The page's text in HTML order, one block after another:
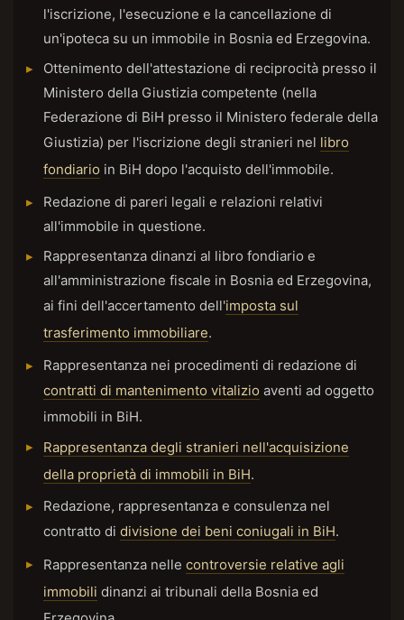
l'iscrizione, l'esecuzione e la cancellazione di
un'ipoteca su un immobile in Bosnia ed Erzegovina.
Ottenimento dell'attestazione di reciprocità presso il
Ministero della Giustizia competente (nella
Federazione di BiH presso il Ministero federale della
Giustizia) per l'iscrizione degli stranieri nel libro
fondiario in BiH dopo l'acquisto dell'immobile.
Redazione di pareri legali e relazioni relativi
all'immobile in questione.
Rappresentanza dinanzi al libro fondiario e
all'amministrazione fiscale in Bosnia ed Erzegovina,
ai fini dell'accertamento dell'imposta sul
trasferimento immobiliare.
Rappresentanza nei procedimenti di redazione di
contratti di mantenimento vitalizio aventi ad oggetto
immobili in BiH.
Rappresentanza degli stranieri nell'acquisizione
della proprietà di immobili in BiH.
Redazione, rappresentanza e consulenza nel
contratto di divisione dei beni coniugali in BiH.
Rappresentanza nelle controversie relative agli
immobili dinanzi ai tribunali della Bosnia ed